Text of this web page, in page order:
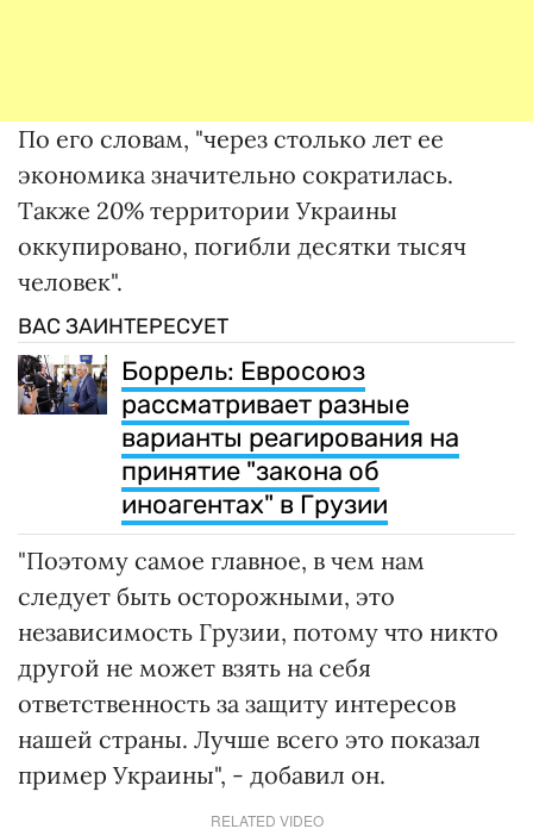
По его словам, "через столько лет ее
экономика значительно сократилась.
Также 20% территории Украины
оккупировано, погибли десятки тысяч
человек".
ВАС ЗАИНТЕРЕСУЕТ
Боррель: Евросоюз
рассматривает разные
варианты реагирования на
принятие "закона об
иноагентах" в Грузии
"Поэтому самое главное, в чем нам
следует быть осторожными, это
независимость Грузии, потому что никто
другой не может взять на себя
ответственность за защиту интересов
нашей страны. Лучше всего это показал
пример Украины", - добавил он.
RELATED VIDEO